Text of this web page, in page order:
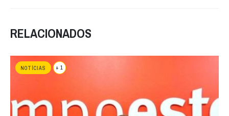
RELACIONADOS
NOTÍCIAS + 1